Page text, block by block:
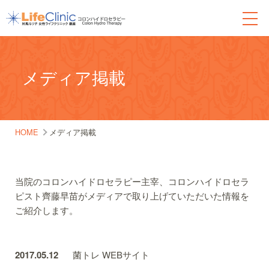
メディア掲載
HOME メディア掲載
当院のコロンハイドロセラピー主宰、コロンハイドロセラ
ピスト齊藤早苗がメディアで取り上げていただいた情報を
ご紹介します。
2017.05.12 菌トレ WEBサイト